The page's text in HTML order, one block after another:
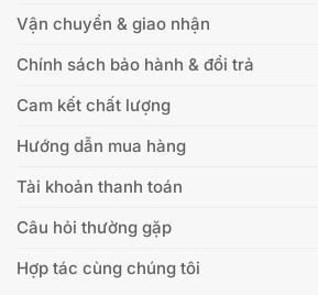
Vận chuyển & giao nhận
Chính sách bảo hành & đổi trả
Cam kết chất lượng
Hướng dẫn mua hàng
Tài khoản thanh toán
Câu hỏi thường gặp
Hợp tác cùng chúng tôi